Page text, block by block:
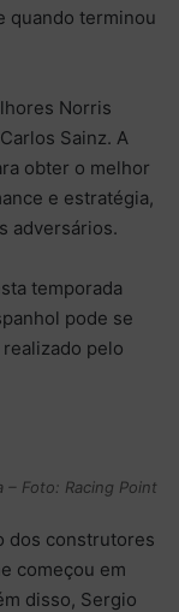
quando terminou
Norris
Sainz. A
obter o melhor
e estratégia,
adversários.
temporada
pode se
pelo
Foto: Racing Point
dos construtores
começou em
disso, Sergio